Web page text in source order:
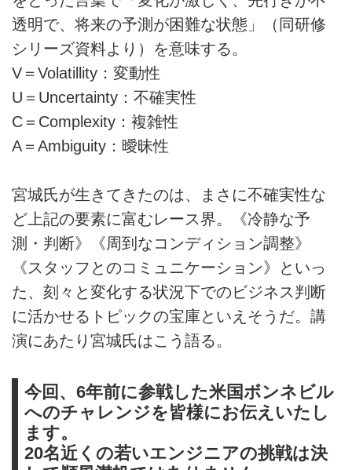
透明で、将来の予測が困難な状態」（同研修
シリーズ資料より）を意味する。
V＝Volatillity：変動性
U＝Uncertainty：不確実性
C＝Complexity：複雑性
A＝Ambiguity：曖昧性
宮城氏が生きてきたのは、まさに不確実性な
ど上記の要素に富むレース界。《冷静な予
測・判断》《周到なコンディション調整》
《スタッフとのコミュニケーション》といっ
た、刻々と変化する状況下でのビジネス判断
に活かせるトピックの宝庫といえそうだ。講
演にあたり宮城氏はこう語る。
今回、6年前に参戦した米国ボンネビル
へのチャレンジを皆様にお伝えいたし
ます。
20名近くの若いエンジニアの挑戦は決